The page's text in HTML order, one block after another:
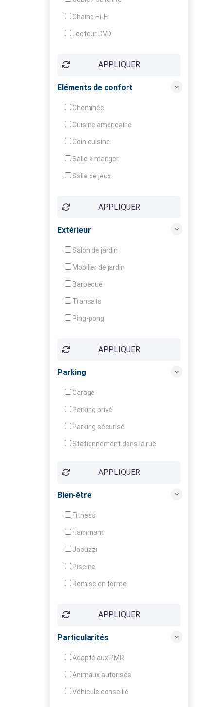
Chaine Hi-Fi
Lecteur DVD
APPLIQUER
Eléments de confort
Cheminée
Cuisine américaine
Coin cuisine
Salle à manger
Salle de jeux
Balcon / Terrasse
APPLIQUER
Extérieur
Salon de jardin
Mobilier de jardin
Barbecue
Transats
Ping-pong
Jeux d'enfantsAPPLIQUER
Parking
Garage
Parking privé
Parking sécurisé
Stationnement dans la rue
APPLIQUER
Bien-être
Fitness
Hammam
Jacuzzi
Piscine
Remise en forme
Soins du corpsAPPLIQUER
Particularités
Adapté aux PMR
Animaux autorisés
Véhicule conseillé